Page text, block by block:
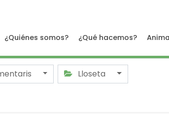
¿Quiénes somos? ¿Qué hacemos?
Lloseta